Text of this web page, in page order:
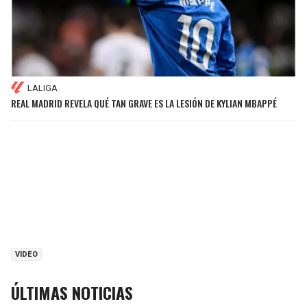
LALIGA
REAL MADRID REVELA QUÉ TAN GRAVE ES LA LESIÓN DE KYLIAN MBAPPÉ
VIDEO
ÚLTIMAS NOTICIAS